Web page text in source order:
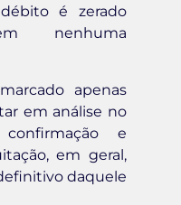
é zerado
nenhuma
apenas
em análise no
e
em geral,
daquele